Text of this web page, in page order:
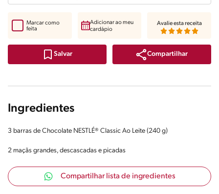
Salvar Compartilhar
Marcar como
feita
Adicionar ao meu
cardápio
Avalie esta receita
Ingredientes
3 barras de Chocolate NESTLÉ® Classic Ao Leite (240 g)
2 maçãs grandes, descascadas e picadas
Compartilhar lista de ingredientes